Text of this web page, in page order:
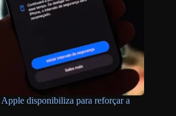
disponibiliza para reforçar a